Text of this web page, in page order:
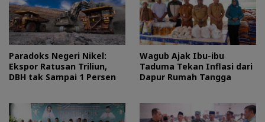
Paradoks Negeri Nikel:
Ekspor Ratusan Triliun,
DBH tak Sampai 1 Persen
Wagub Ajak Ibu-ibu
Taduma Tekan Inflasi dari
Dapur Rumah Tangga